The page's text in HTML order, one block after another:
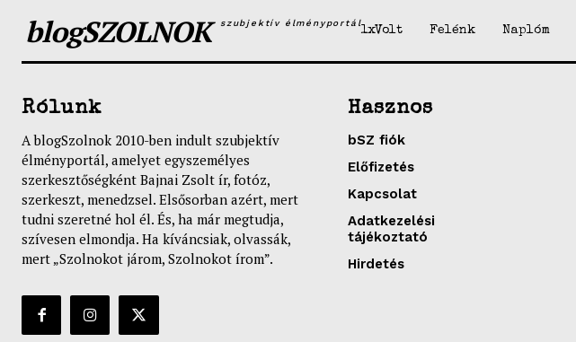
blogSZOLNOK szubjektív élményportál
1xVolt Felénk Naplóm
Rólunk
A blogSzolnok 2010-ben indult szubjektív
élményportál, amelyet egyszemélyes
szerkesztőségként Bajnai Zsolt ír, fotóz,
szerkeszt, menedzsel. Elsősorban azért, mert
tudni szeretné hol él. És, ha már megtudja,
szívesen elmondja. Ha kíváncsiak, olvassák,
mert „Szolnokot járom, Szolnokot írom”.
Hasznos
bSZ fiók
Előfizetés
Kapcsolat
Adatkezelési
tájékoztató
Hirdetés